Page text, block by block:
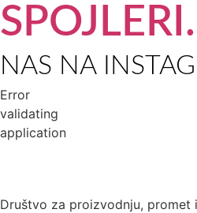
NAS NA
Error
validating
application
Društvo za proizvodnju, promet